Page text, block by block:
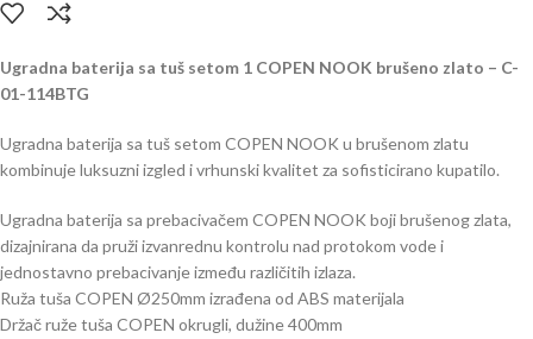
Ugradna baterija sa tuš setom 1 COPEN NOOK brušeno zlato – C-
01-114BTG
Ugradna baterija sa tuš setom COPEN NOOK u brušenom zlatu
kombinuje luksuzni izgled i vrhunski kvalitet za sofisticirano kupatilo.
Ugradna baterija sa prebacivačem COPEN NOOK boji brušenog zlata,
dizajnirana da pruži izvanrednu kontrolu nad protokom vode i
jednostavno prebacivanje između različitih izlaza.
Ruža tuša COPEN Ø250mm izrađena od ABS materijala
Držač ruže tuša COPEN okrugli, dužine 400mm